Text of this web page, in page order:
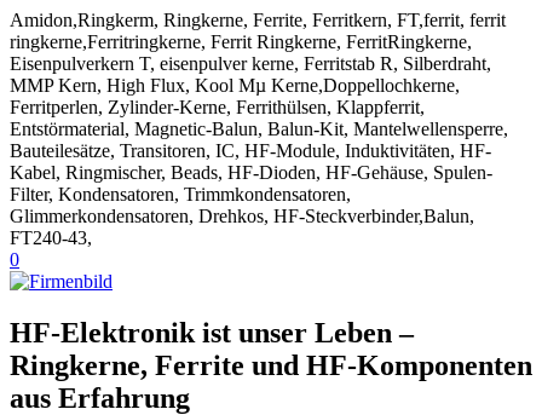
Amidon,Ringkerm, Ringkerne, Ferrite, Ferritkern, FT,ferrit, ferrit
ringkerne,Ferritringkerne, Ferrit Ringkerne, FerritRingkerne,
Eisenpulverkern T, eisenpulver kerne, Ferritstab R, Silberdraht,
MMP Kern, High Flux, Kool Mµ Kerne,Doppellochkerne,
Ferritperlen, Zylinder-Kerne, Ferrithülsen, Klappferrit,
Entstörmaterial, Magnetic-Balun, Balun-Kit, Mantelwellensperre,
Bauteilesätze, Transitoren, IC, HF-Module, Induktivitäten, HF-
Kabel, Ringmischer, Beads, HF-Dioden, HF-Gehäuse, Spulen-
Filter, Kondensatoren, Trimmkondensatoren,
Glimmerkondensatoren, Drehkos, HF-Steckverbinder,Balun,
FT240-43,
0
HF-Elektronik ist unser Leben –
Ringkerne, Ferrite und HF-Komponenten
aus Erfahrung